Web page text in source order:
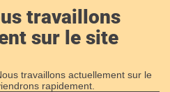
travaillons
sur le site
travaillons actuellement sur le
rapidement.